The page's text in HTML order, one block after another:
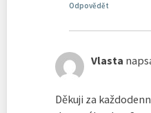
Odpovědět
Vlasta
Děkuji za